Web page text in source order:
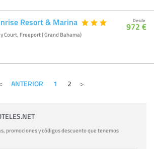
Resort & Marina
Court, Freeport ( Grand Bahama)
Desde
972 €
ANTERIOR 1 2
promociones y códigos descuento que tenemos